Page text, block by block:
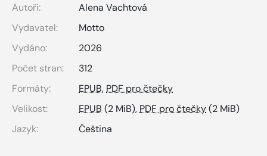
Autoři:
Alena Vachtová
Vydavatel:
Motto
Vydáno:
2026
Počet stran:
312
Formáty:
EPUB, PDF pro čtečky
Velikost:
EPUB (2 MiB), PDF pro čtečky(2 MiB)
Jazyk:
Čeština